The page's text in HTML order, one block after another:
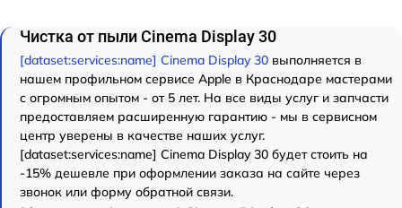
Чистка от пыли Cinema Display 30
[dataset:services:name] Cinema Display 30 выполняется в
нашем профильном сервисе Apple в Краснодаре мастерами
с огромным опытом - от 5 лет. На все виды услуг и запчасти
предоставляем расширенную гарантию - мы в сервисном
центр уверены в качестве наших услуг.
[dataset:services:name] Cinema Display 30 будет стоить на
-15% дешевле при оформлении заказа на сайте через
звонок или форму обратной связи.